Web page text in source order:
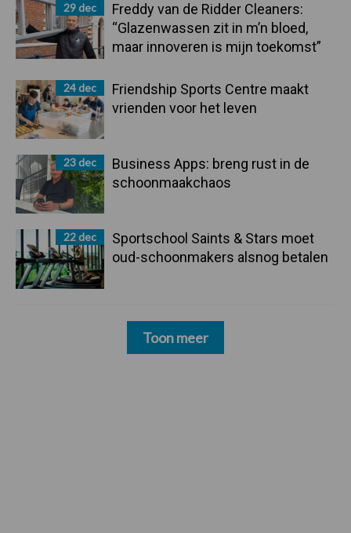
29 dec
Freddy van de Ridder Cleaners:
“Glazenwassen zit in m’n bloed,
maar innoveren is mijn toekomst”
24 dec
Friendship Sports Centre maakt
vrienden voor het leven
23 dec
Business Apps: breng rust in de
schoonmaakchaos
22 dec
Sportschool Saints & Stars moet
oud-schoonmakers alsnog betalen
Toon meer